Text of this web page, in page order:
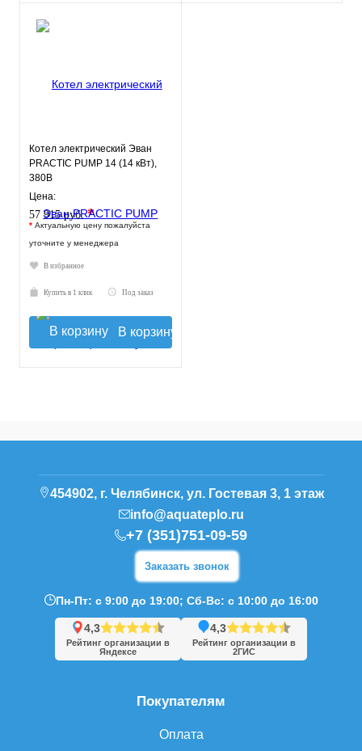
Котел электрический Эван
PRACTIC PUMP 14 (14 кВт),
380В
Цена:
57 915 руб.*
* Актуальную цену пожалуйста
уточните у менеджера
В избранное
Купить в 1 клик Под заказ
В корзину
Покупателям
Оплата
454902, г. Челябинск, ул. Гостевая 3, 1 этаж
info@aquateplo.ru
+7 (351)751-09-59
Заказать звонок
Пн-Пт: с 9:00 до 19:00; Сб-Вс: с 10:00 до 16:00
4,3
Рейтинг организации в
Яндексе
4,3
Рейтинг организации в
2ГИС